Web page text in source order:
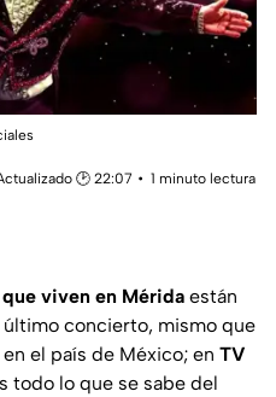
Actualizado 🕑 22:07
1 minuto lectura
viven en Mérida están
concierto, mismo que
el país de México; en TV
todo lo que se sabe del